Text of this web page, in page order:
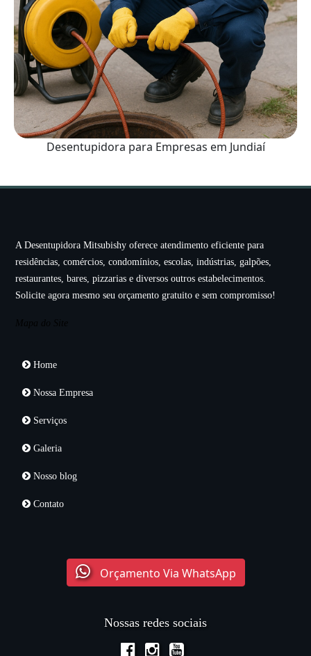
Desentupidora para Empresas em Jundiaí
A Desentupidora Mitsubishy oferece atendimento eficiente para
residências, comércios, condomínios, escolas, indústrias, galpões,
restaurantes, bares, pizzarias e diversos outros estabelecimentos.
Solicite agora mesmo seu orçamento gratuito e sem compromisso!
Mapa do Site
Home
Nossa Empresa
Serviços
Galeria
Nosso blog
Contato
Orçamento Via WhatsApp
Nossas redes sociais